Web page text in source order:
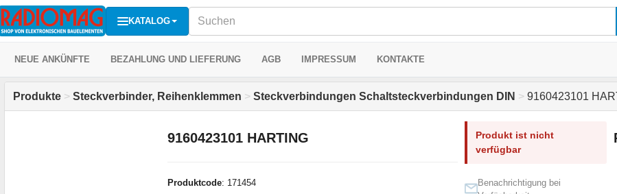
KATALOG
NEUE ANKÜNFTE BEZAHLUNG UND LIEFERUNG AGB IMPRESSUM KONTAKTE
Produkte > Steckverbinder, Reihenklemmen > Steckverbindungen Schaltsteckverbindungen DIN > 9160423101
9160423101 HARTING
Produktcode: 171454
Produkt ist nicht
verfügbar
Benachrichtigung bei